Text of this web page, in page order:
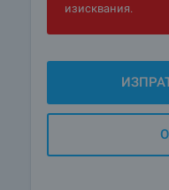
изисквания.